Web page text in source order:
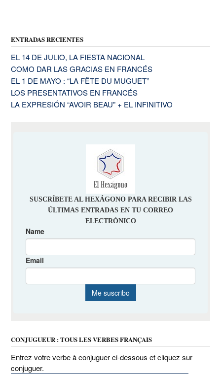
ENTRADAS RECIENTES
EL 14 DE JULIO, LA FIESTA NACIONAL
COMO DAR LAS GRACIAS EN FRANCÉS
EL 1 DE MAYO : “LA FÊTE DU MUGUET”
LOS PRESENTATIVOS EN FRANCÉS
LA EXPRESIÓN “AVOIR BEAU” + EL INFINITIVO
CONJUGUEUR : TOUS LES VERBES FRANÇAIS
Entrez votre verbe à conjuguer ci-dessous et cliquez sur
conjuguer.